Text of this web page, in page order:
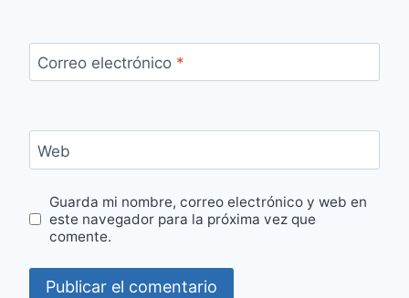
Correo electrónico *
Web
Guarda mi nombre, correo electrónico y web en
este navegador para la próxima vez que
comente.